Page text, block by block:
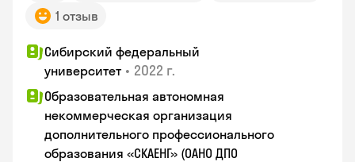
1 отзыв
Сибирский федеральный
университет • 2022 г.
Образовательная автономная
некоммерческая организация
дополнительного профессионального
образования «СКАЕНГ» (ОАНО ДПО